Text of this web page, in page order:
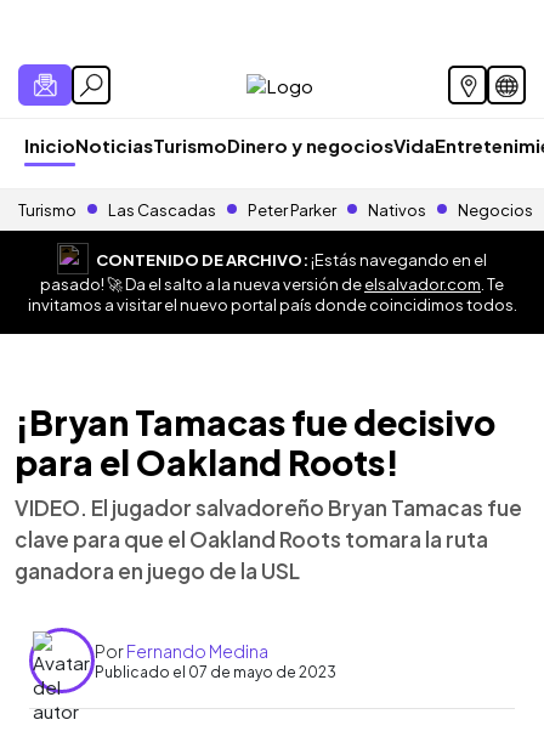
InicioNoticiasTurismoDinero y negociosVida
Turismo Las Cascadas Peter Parker Nativos Negocios
CONTENIDO DE ARCHIVO:¡Estás navegando en el
pasado! 🚀 Da el salto a la nueva versión deelsalvador.com . Te
invitamos a visitar el nuevo portal país donde coincidimos todos.
¡Bryan Tamacas fue decisivo
para el Oakland Roots!
VIDEO. El jugador salvadoreño Bryan Tamacas fue
clave para que el Oakland Roots tomara la ruta
ganadora en juego de la USL
PorFernando Medina
Publicado el 07 de mayo de 2023